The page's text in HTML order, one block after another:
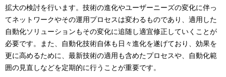
拡大の検討を行います。技術の進化やユーザーニーズの変化に伴っ
てネットワークやその運用プロセスは変わるものであり、適用した
自動化ソリューションもその変化に追随し適宜修正していくことが
必要です。また、自動化技術自体も日々進化を遂げており、効果を
更に高めるために、最新技術の適用も含めたプロセスや、自動化範
囲の見直しなどを定期的に行うことが重要です。